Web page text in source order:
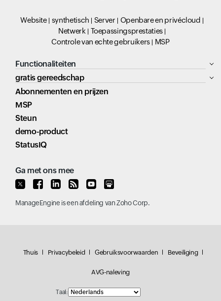
Website synthetisch Server
Openbare en privécloud
Netwerk
Toepassingsprestaties
Controle van echte gebruikers
MSP
Functionaliteiten
gratis gereedschap
Abonnementen en prijzen
MSP
Steun
demo-product
StatusIQ
Ga met ons mee
ManageEngine is een afdeling vanZoho Corp.
Thuis Privacybeleid Gebruiksvoorwaarden Beveiliging
AVG-naleving
Taal: